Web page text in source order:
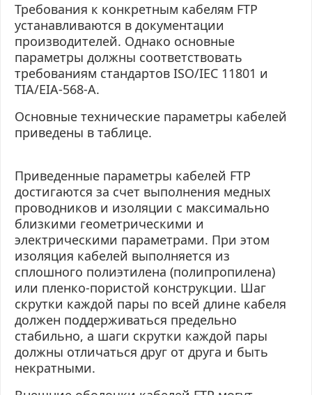
Требования к конкретным кабелям FTP
устанавливаются в документации
производителей. Однако основные
параметры должны соответствовать
требованиям стандартов ISO/IEC 11801 и
TIA/EIA-568-A.
Основные технические параметры кабелей
приведены в таблице.
Приведенные параметры кабелей FTP
достигаются за счет выполнения медных
проводников и изоляции с максимально
близкими геометрическими и
электрическими параметрами. При этом
изоляция кабелей выполняется из
сплошного полиэтилена (полипропилена)
или пленко-пористой конструкции. Шаг
скрутки каждой пары по всей длине кабеля
должен поддерживаться предельно
стабильно, а шаги скрутки каждой пары
должны отличаться друг от друга и быть
некратными.